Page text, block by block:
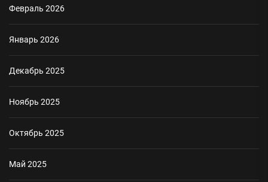
Февраль 2026
Январь 2026
Декабрь 2025
Ноябрь 2025
Октябрь 2025
Май 2025